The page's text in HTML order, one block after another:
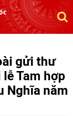
gửi thư
Tam hợp
Nghĩa năm